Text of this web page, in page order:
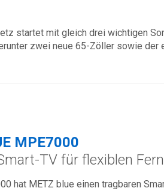
startet mit gleich drei wichtigen
zwei neue 65-Zöller sowie der
MPE7000
TV für flexiblen
hat METZ blue einen tragbaren